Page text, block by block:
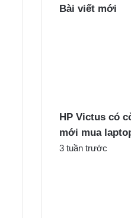
k
:
Bài viết mới
HP Victus có
mới mua
3 tuần trước